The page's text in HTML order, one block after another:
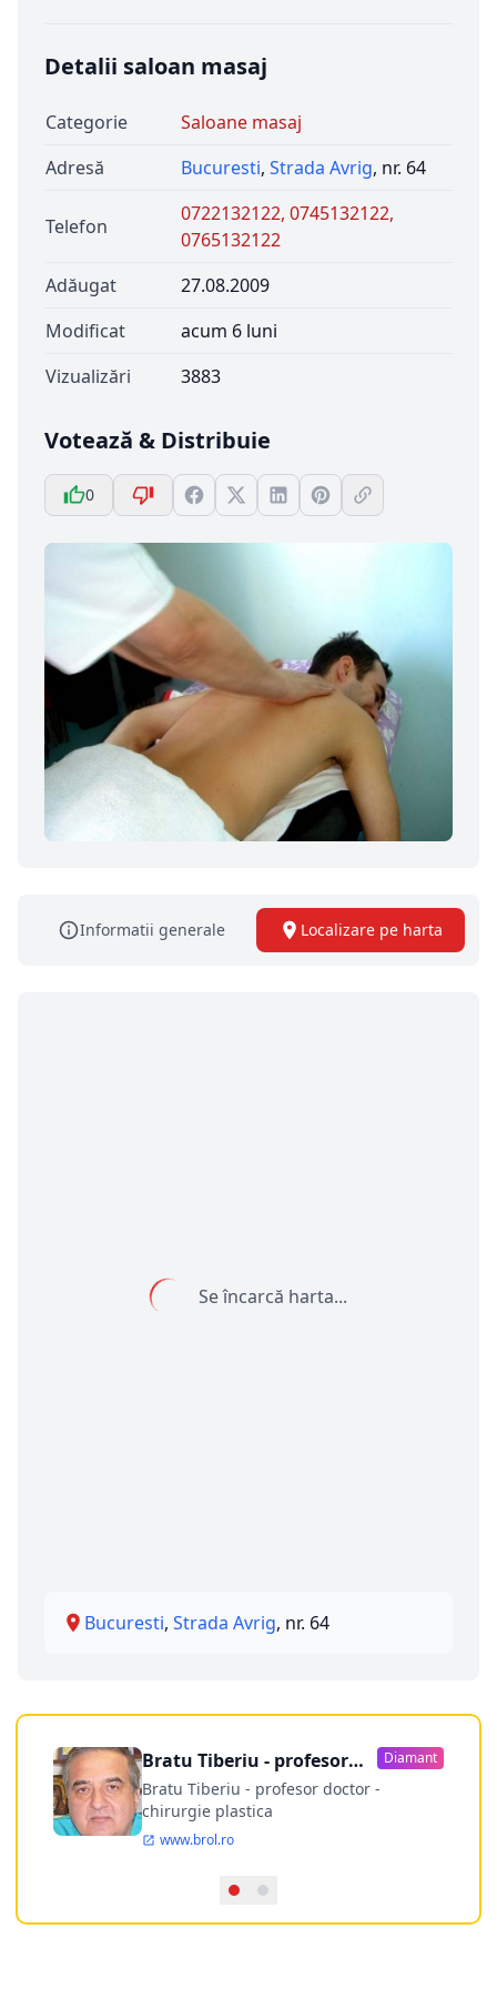
Detalii saloan masaj
Categorie
Saloane masaj
Adresă
Bucuresti, Strada Avrig, nr. 64
Telefon
0722132122, 0745132122,
0765132122
Adăugat
27.08.2009
Modificat
acum 6 luni
Vizualizări
3883
Votează & Distribuie
0
Informatii generale Localizare pe harta
Se încarcă harta...
Bucuresti, Strada Avrig, nr. 64
Bratu Tiberiu - profesor
doctor
Diamant
Bratu Tiberiu - profesor doctor -
chirurgie plastica
www.brol.ro